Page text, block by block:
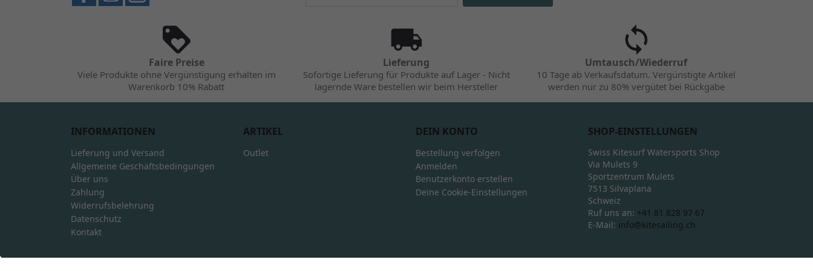
Faire Preise
Viele Produkte ohne Vergünstigung erhalten im
Warenkorb 10% Rabatt
Lieferung
Sofortige Lieferung für Produkte auf Lager - Nicht
lagernde Ware bestellen wir beim Hersteller
Umtausch/Wiederruf
10 Tage ab Verkaufsdatum. Vergünstigte Artikel
werden nur zu 80% vergütet bei Rückgabe
INFORMATIONEN
Lieferung und Versand
Allgemeine Geschäftsbedingungen
Über uns
Zahlung
Widerrufsbelehrung
Datenschutz
Kontakt
ARTIKEL
Outlet
DEIN KONTO
Bestellung verfolgen
Anmelden
Benutzerkonto erstellen
Deine Cookie-Einstellungen
SHOP-EINSTELLUNGEN
Swiss Kitesurf Watersports Shop
Via Mulets 9
Sportzentrum Mulets
7513 Silvaplana
Schweiz
Ruf uns an: +41 81 828 97 67
E-Mail: info@kitesailing.ch